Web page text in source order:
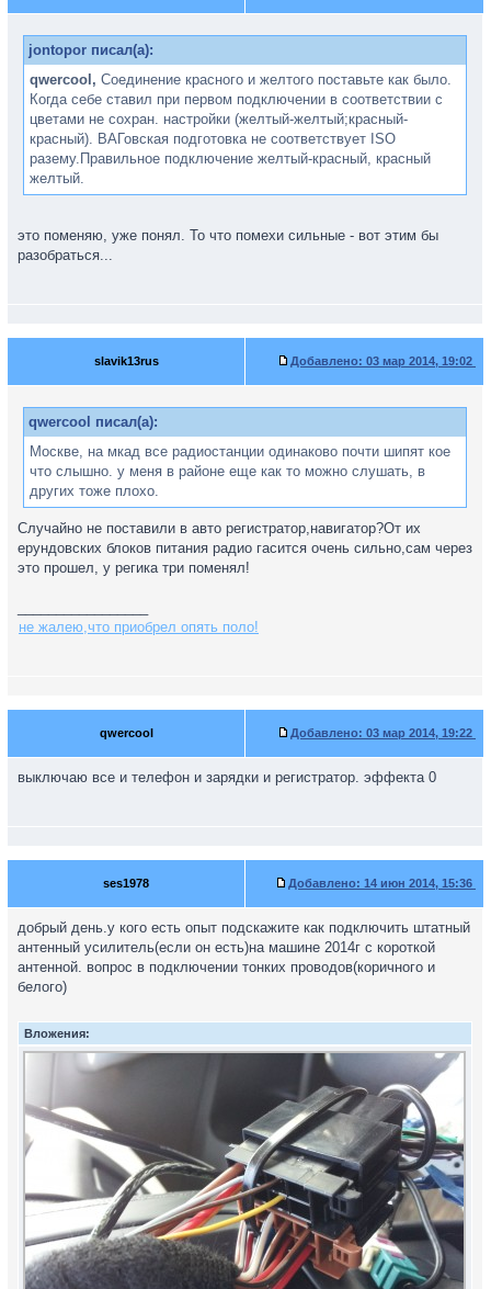
jontopor писал(а):
qwercool, Соединение красного и желтого поставьте как было.
Когда себе ставил при первом подключении в соответствии с
цветами не сохран. настройки (желтый-желтый;красный-
красный). ВАГовская подготовка не соответствует ISO
разему.Правильное подключение желтый-красный, красный
желтый.
это поменяю, уже понял. То что помехи сильные - вот этим бы
разобраться...
slavik13rus Добавлено: 03 мар 2014, 19:02
qwercool писал(а):
Москве, на мкад все радиостанции одинаково почти шипят кое
что слышно. у меня в районе еще как то можно слушать, в
других тоже плохо.
Случайно не поставили в авто регистратор,навигатор?От их
ерундовских блоков питания радио гасится очень сильно,сам через
это прошел, у регика три поменял!
не жалею,что приобрел опять поло!
qwercool Добавлено: 03 мар 2014, 19:22
выключаю все и телефон и зарядки и регистратор. эффекта 0
ses1978 Добавлено: 14 июн 2014, 15:36
добрый день.у кого есть опыт подскажите как подключить штатный
антенный усилитель(если он есть)на машине 2014г с короткой
антенной. вопрос в подключении тонких проводов(коричного и
белого)
Вложения: